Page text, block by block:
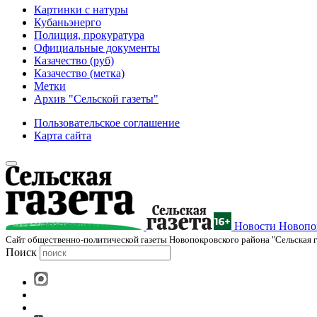
Картинки с натуры
Кубаньэнерго
Полиция, прокуратура
Официальные документы
Казачество (руб)
Казачество (метка)
Метки
Архив "Сельской газеты"
Пользовательское соглашение
Карта сайта
Новости
Cайт общественно-политической газеты Новопокровского района "Сельская
Поиск